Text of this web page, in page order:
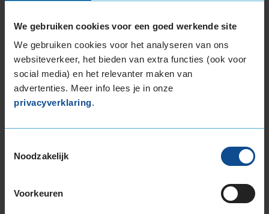
We gebruiken cookies voor een goed werkende site
We gebruiken cookies voor het analyseren van ons
websiteverkeer, het bieden van extra functies (ook voor
social media) en het relevanter maken van
advertenties. Meer info lees je in onze
privacyverklaring.
Noodzakelijk
Voorkeuren
De band heeft een extern rolgeluid van 68 dB
een normale geluidsproductie heeft.
Wil je nog meer informatie over het
bandenlabel van deze band, klik dan
Alternatieven voor deze band
34 reviews)